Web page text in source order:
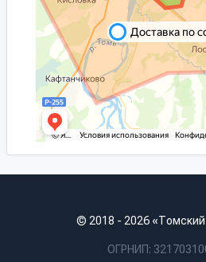
© 2018 - 2026 «Томский
ОГРНИП: